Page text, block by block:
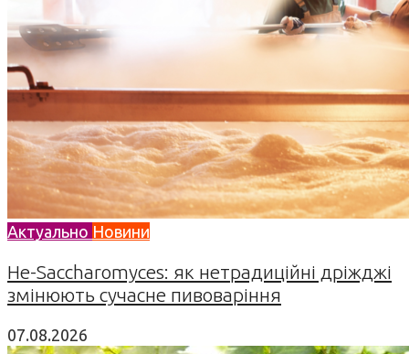
Актуально Новини
Не-Saccharomyces: як нетрадиційні дріжджі
змінюють сучасне пивоваріння
07.08.2026